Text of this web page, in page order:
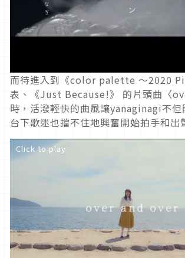
而待進入到《color palette ～2020
表、《Just Because!》 的片頭曲〈
時，活潑輕快的曲風讓yanaginagi不但
台下歌迷也擋不住地興奮開始拍手和出
Click to play